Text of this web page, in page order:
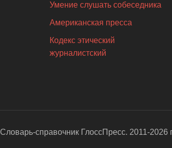
Умение слушать собеседника
Американская пресса
Кодекс этический
журналистский
Словарь-справочник ГлоссПресс. 2011-2026